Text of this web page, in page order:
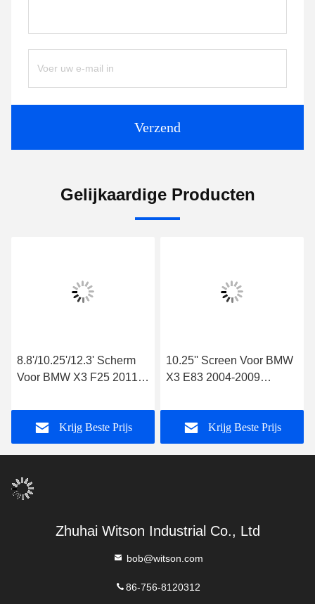
Verzend
Gelijkaardige Producten
8.8'/10.25'/12.3' Scherm
Voor BMW X3 F25 2011-
Multimedia Player
Krijg Beste Prijs
10.25'' Screen Voor BMW
X3 E83 2004-2009
Krijg Beste Prijs
Zhuhai Witson Industrial Co., Ltd
bob@witson.com
86-756-8120312